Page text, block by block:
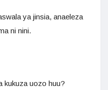
ya jinsia, anaeleza
ni nini.
kukuza uozo huu?